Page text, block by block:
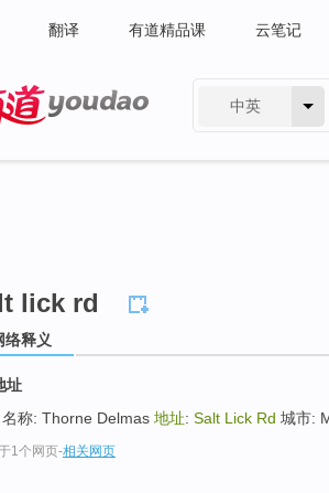
翻译 有道精品课 云笔记
中英
lick rd
络释义
址
名称: Thorne Delmas 地址: Salt Lick Rd 城市:
1个网页-相关网页